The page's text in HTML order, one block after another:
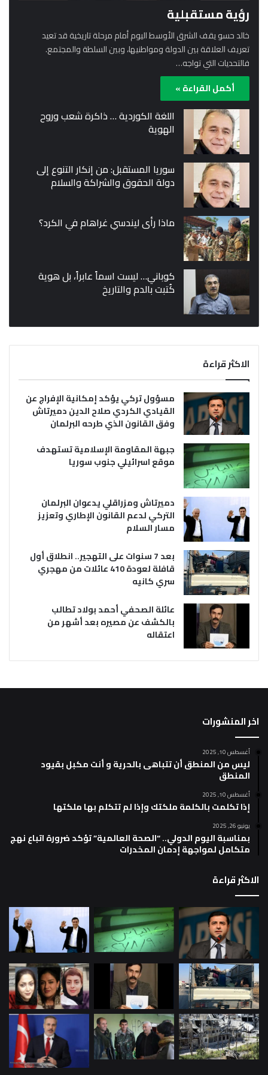
رؤية مستقبلية
خالد حسو يقف الشرق الأوسط اليوم أمام مرحلة تاريخية قد تعيد
تعريف العلاقة بين الدولة ومواطنيها، وبين السلطة والمجتمع.
فالتحديات التي تواجه…
أكمل القراءة »
اللغة الكوردية … ذاكرة شعب وروح
الهوية
سوريا المستقبل: من إنكار التنوع إلى
دولة الحقوق والشراكة والسلام
ماذا رأى ليندسي غراهام في الكرد؟
كوباني… ليست اسماً عابراً، بل هوية
كُتبت بالدم والتاريخ
الاكثر قراءة
مسؤول تركي يؤكد إمكانية الإفراج عن
القيادي الكردي صلاح الدين دميرتاش
وفق القانون الذي طرحه البرلمان
جبهة المقاومة الإسلامية تستهدف
موقع اسرائيلي جنوب سوريا
دميرتاش ومزراقلي يدعوان البرلمان
التركي لدعم القانون الإطاري وتعزيز
مسار السلام
بعد 7 سنوات على التهجير.. انطلاق أول
قافلة لعودة 410 عائلات من مهجري
سري كانيه
عائلة الصحفي أحمد بولاد تطالب
بالكشف عن مصيره بعد أشهر من
اعتقاله
اخر المنشورات
أغسطس 10, 2025
ليس من المنطق أن تتباهى بالحرية و أنت مكبل بقيود
المنطق
أغسطس 10, 2025
إذا تكلمت بالكلمة ملكتك وإذا لم تتكلم بها ملكتها
يونيو 26, 2025
بمناسبة اليوم الدولي.. “الصحة العالمية” تؤكد ضرورة اتباع نهج
متكامل لمواجهة إدمان المخدرات
الاكثر قراءة